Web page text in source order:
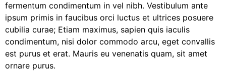
fermentum condimentum in vel nibh. Vestibulum ante
ipsum primis in faucibus orci luctus et ultrices posuere
cubilia curae; Etiam maximus, sapien quis iaculis
condimentum, nisi dolor commodo arcu, eget convallis
est purus et erat. Mauris eu venenatis quam, sit amet
ornare purus.